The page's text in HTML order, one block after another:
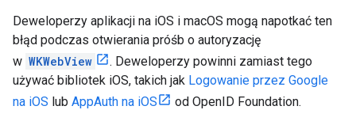
Deweloperzy aplikacji na iOS i macOS mogą napotkać ten
błąd podczas otwierania próśb o autoryzację
w WKWebView
. Deweloperzy powinni zamiast tego
używać bibliotek iOS, takich jak Logowanie przez Google
na iOS lub AppAuth na iOS od OpenID Foundation.